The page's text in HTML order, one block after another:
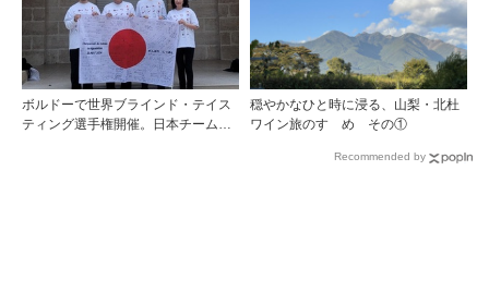
ボルドーで世界ブラインド・テイス
ティング選手権開催。日本チームが4
穏やかなひと時に浸る、山梨・北杜
ワイン旅のすゝめ その①
Recommended by